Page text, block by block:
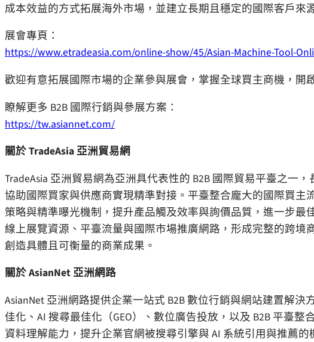
成本效益的方式拓展海外市場，並建立長期且穩定的國際客戶來
展會專頁：
https://www.etradeasia.com/online-show/45/Asian-Machine-Tool-
歡迎有意拓展國際市場的企業參與展會，掌握全球買主商機，開
瞭解更多 B2B 國際行銷與參展方案：
https://tw.asiannet.com/
關於TradeAsia 亞洲貿易網
TradeAsia 亞洲貿易網為亞洲具代表性的 B2B 國際貿易平臺之一
協助國際買家與供應商實現精準對接。平臺整合龐大的國際買主
策略與精準曝光機制，提升產品觸及效率與詢價品質，進一步最
線上展覽資源、平臺流量與國際市場推廣網路，形成完整的跨境
創造具體且可衡量的商業成果。
關於AsianNet 亞洲網路
AsianNet 亞洲網路提供企業一站式 B2B 數位行銷與網站建置解
佳化、AI 搜尋最佳化（GEO）、數位廣告投放，以及 B2B 平臺
資料理解能力，提升企業官網被搜尋引擎與 AI 系統引用與推薦